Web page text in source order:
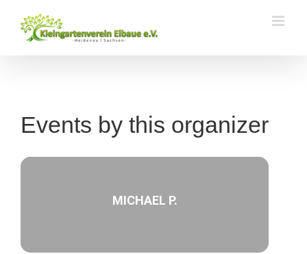
Inhalt
springen
Events by this organizer
MICHAEL P.